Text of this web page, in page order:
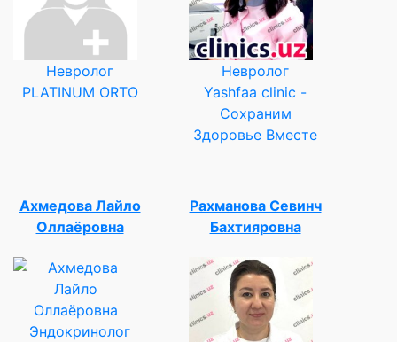
Невролог
PLATINUM ORTO
Невролог
Yashfaa clinic -
Сохраним
Здоровье Вместе
Ахмедова Лайло
Оллаёровна
Эндокринолог
Рахманова Севинч
Бахтияровна